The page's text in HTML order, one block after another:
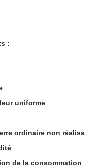
:
uniforme
ordinaire non
de la consommation